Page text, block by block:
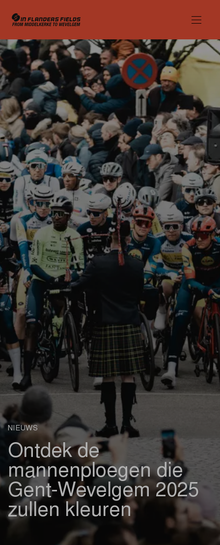
NIEUWS
Ontdek de
mannenploegen die
Gent-Wevelgem 2025
zullen kleuren